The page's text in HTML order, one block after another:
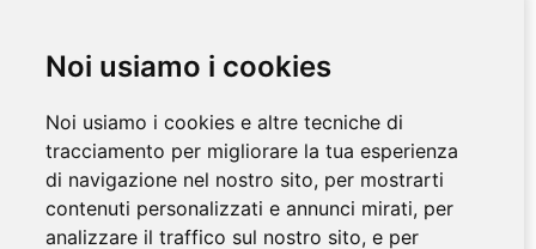
Noi usiamo i cookies
Noi usiamo i cookies e altre tecniche di
tracciamento per migliorare la tua esperienza
di navigazione nel nostro sito, per mostrarti
contenuti personalizzati e annunci mirati, per
analizzare il traffico sul nostro sito, e per